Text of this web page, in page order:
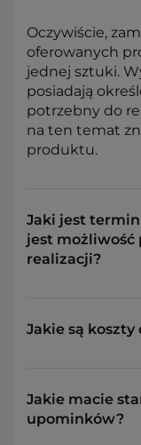
Oczywiście,
oferowanych
jednej sztuki.
posiadają
potrzebny do
na ten temat
produktu.
Jaki jest
jest możliwość
realizacji?
Jakie są koszty
Jakie macie
upominków?